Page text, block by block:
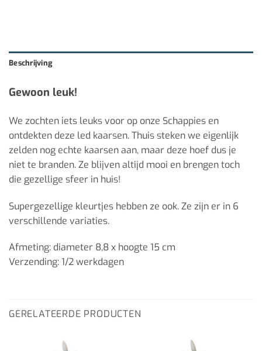
Beschrijving
Gewoon leuk!
We zochten iets leuks voor op onze Schappies en
ontdekten deze led kaarsen. Thuis steken we eigenlijk
zelden nog echte kaarsen aan, maar deze hoef dus je
niet te branden. Ze blijven altijd mooi en brengen toch
die gezellige sfeer in huis!
Supergezellige kleurtjes hebben ze ook. Ze zijn er in 6
verschillende variaties.
Afmeting: diameter 8,8 x hoogte 15 cm
Verzending: 1/2 werkdagen
GERELATEERDE PRODUCTEN